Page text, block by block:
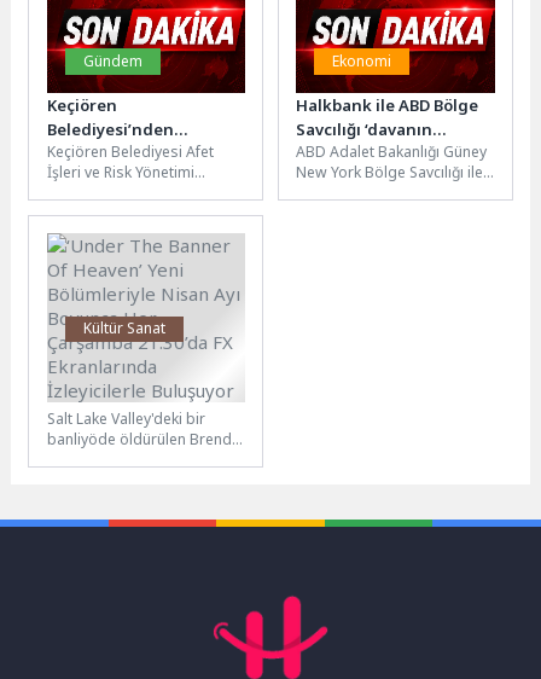
Gündem
Keçiören
Belediyesi’nden
Çocuklara Hayat
Kurtaran Afet Eğitimi
Keçiören Belediyesi Afet
İşleri ve Risk Yönetimi
Nisan haftasında geleceğin
büyükleri olan...
Ekonomi
Halkbank ile ABD Bölge
Savcılığı ‘davanın
düşürülmesi’ için
mahkemeye ortak
dilekçe verdi
ABD Adalet Bakanlığı Güney
New York Bölge Savcılığı ile
Kültür Sanat
‘Under The Banner Of
Heaven’ Yeni
Bölümleriyle Nisan Ayı
Boyunca Her Çarşamba
21.30’da FX Ekranlarında
Salt Lake Valley'deki bir
banliyöde öldürülen Brenda